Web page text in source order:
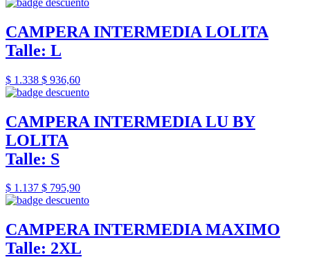
CAMPERA INTERMEDIA LOLITA
Talle: L
$ 1.338 $ 936,60
CAMPERA INTERMEDIA LU BY
LOLITA
Talle: S
$ 1.137 $ 795,90
CAMPERA INTERMEDIA MAXIMO
Talle: 2XL